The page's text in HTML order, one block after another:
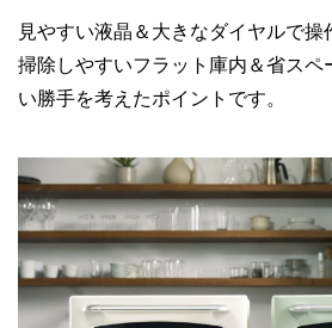
見やすい液晶＆大きなダイヤルで操
掃除しやすいフラット庫内＆省スペ
い勝手を考えたポイントです。